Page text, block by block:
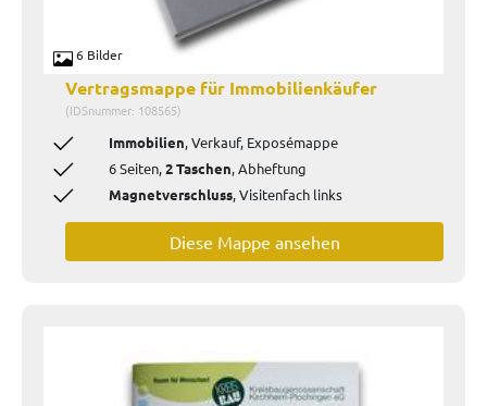
6 Bilder
Vertragsmappe für Immobilienkäufer
(IDSnummer: 108565)
Immobilien, Verkauf, Exposémappe
6 Seiten,2 Taschen, Abheftung
Magnetverschluss, Visitenfach links
Diese Mappe ansehen